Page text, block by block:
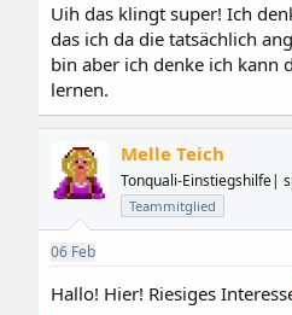
Uih das klingt super! Ich
das ich da die tatsächlich
bin aber ich denke ich kann
lernen.
Melle Teich
Tonquali-Einstiegshilfe|
Teammitglied
06 Feb
Hallo! Hier! Riesiges